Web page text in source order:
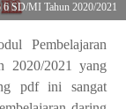
SD/MI Tahun 2020/2021
Pembelajaran
2021 yang
pdf ini sangat